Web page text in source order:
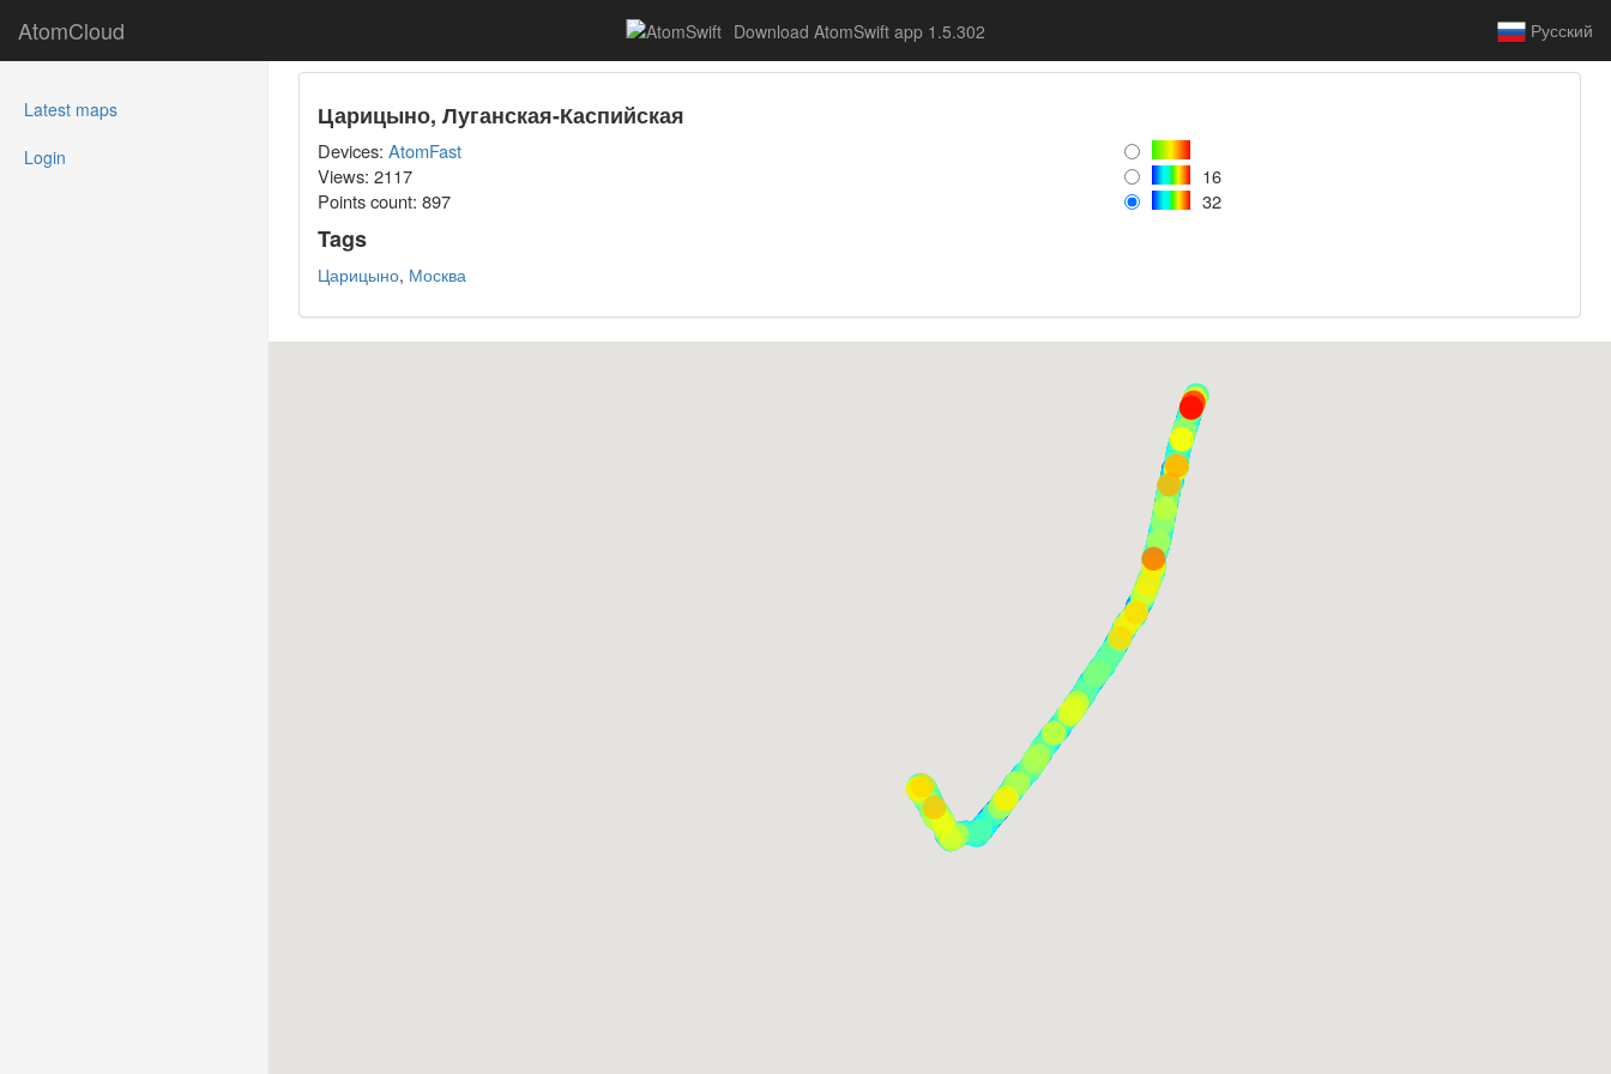
AtomCloud Download AtomSwift app 1.5.302 Русский
Latest maps(current)
Login
Царицыно, Луганская-Каспийская
Devices: AtomFast
Views: 2117
16
Points count: 897 32
Tags
Царицыно, Москва